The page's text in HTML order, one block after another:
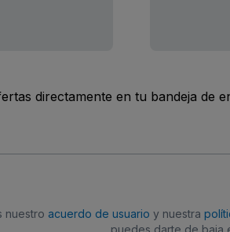
directamente en tu bandeja de
nuestro acuerdo de usuario y nuestra